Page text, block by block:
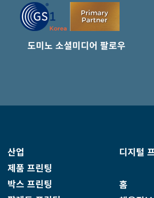
도미노 소셜미디어 팔로우
산업
제품 프린팅
박스 프린팅
디지털
홈